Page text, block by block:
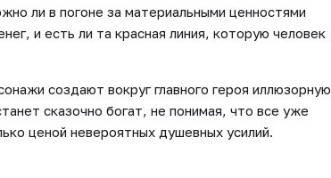
ли в погоне за материальными ценностями
и есть ли та красная линия, которую человек
создают вокруг главного героя иллюзорную
сказочно богат, не понимая, что все уже
ценой невероятных душевных усилий.